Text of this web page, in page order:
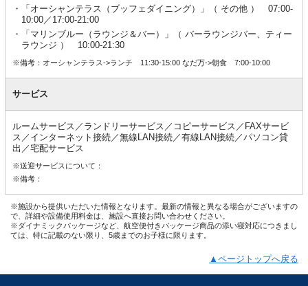
「オーシャンテラス（ブッフェダイニング）」（ その他 ） 07:00-
10:00／17:00-21:00
「マリンブルー（ラウンジ＆バー）」（ バーラウンジバー、ティー
ラウンジ ） 10:00-21:30
※備考：オーシャンテラス->ランチ 11:30-15:00 なだ万->朝食 7:00-10:00
サービス
ルームサービス／ランドリーサービス／コピーサービス／FAXサービ
ス／インターネット接続／無線LAN接続／有線LAN接続／パソコン貸
出／宅配サービス
※送迎サービスについて：
※備考：
※施設から提供いただいた情報となります。最新の情報と異なる場合がございますの
で、詳細や設備使用料金は、施設へ直接お問い合わせください。
※ダイナミックパッケージなど、航空便付きパッケージ商品の添い寝対応につきまし
ては、特に記載のない限り、5歳までのお子様に限ります。
▲ページトップへ戻る